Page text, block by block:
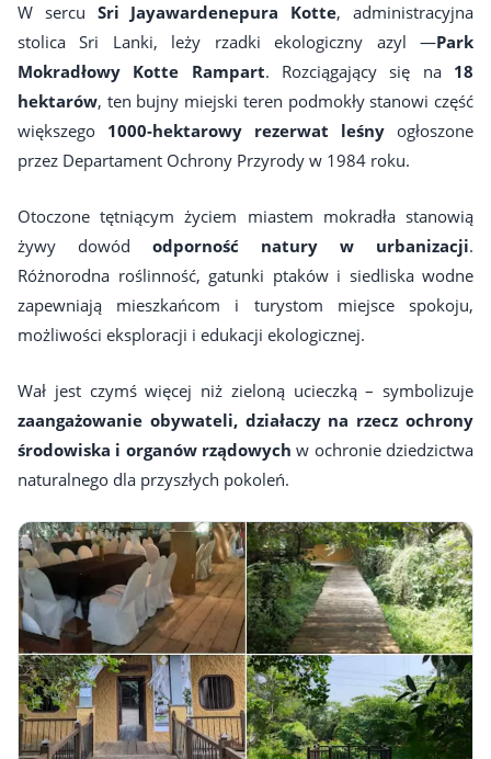
W sercu Sri Jayawardenepura Kotte, administracyjna
stolica Sri Lanki, leży rzadki ekologiczny azyl —Park
Mokradłowy Kotte Rampart. Rozciągający się na 18
hektarów, ten bujny miejski teren podmokły stanowi część
większego 1000-hektarowy rezerwat leśny ogłoszone
przez Departament Ochrony Przyrody w 1984 roku.
Otoczone tętniącym życiem miastem mokradła stanowią
żywy dowód odporność natury w urbanizacji.
Różnorodna roślinność, gatunki ptaków i siedliska wodne
zapewniają mieszkańcom i turystom miejsce spokoju,
możliwości eksploracji i edukacji ekologicznej.
Wał jest czymś więcej niż zieloną ucieczką – symbolizuje
zaangażowanie obywateli, działaczy na rzecz ochrony
środowiska i organów rządowych w ochronie dziedzictwa
naturalnego dla przyszłych pokoleń.